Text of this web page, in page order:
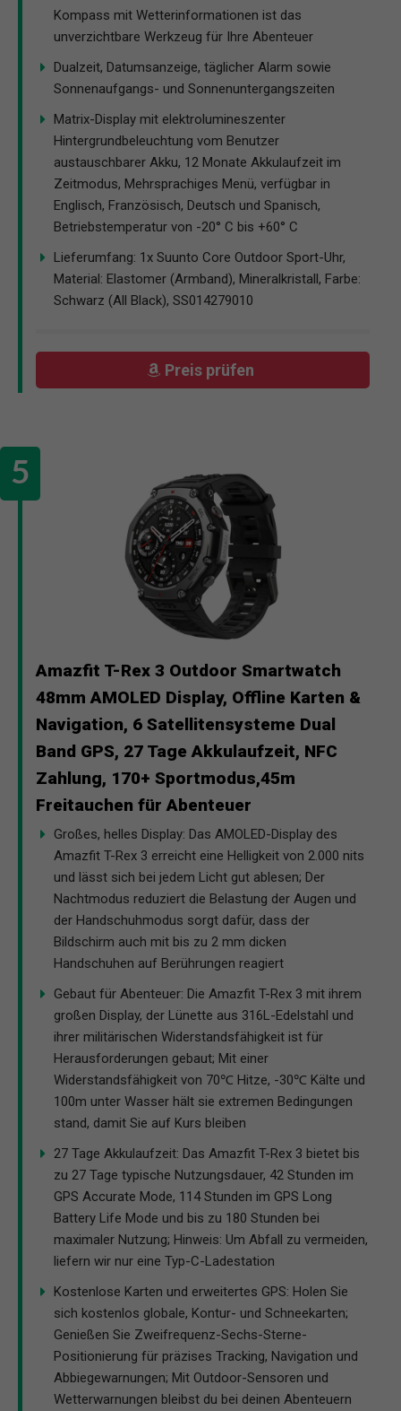
Kompass mit Wetterinformationen ist das
unverzichtbare Werkzeug für Ihre Abenteuer
Dualzeit, Datumsanzeige, täglicher Alarm sowie
Sonnenaufgangs- und Sonnenuntergangszeiten
Matrix-Display mit elektrolumineszenter
Hintergrundbeleuchtung vom Benutzer
austauschbarer Akku, 12 Monate Akkulaufzeit im
Zeitmodus, Mehrsprachiges Menü, verfügbar in
Englisch, Französisch, Deutsch und Spanisch,
Betriebstemperatur von -20° C bis +60° C
Lieferumfang: 1x Suunto Core Outdoor Sport-Uhr,
Material: Elastomer (Armband), Mineralkristall, Farbe:
Schwarz (All Black), SS014279010
Preis prüfen
Amazfit T-Rex 3 Outdoor Smartwatch
48mm AMOLED Display, Offline Karten &
Navigation, 6 Satellitensysteme Dual
Band GPS, 27 Tage Akkulaufzeit, NFC
Zahlung, 170+ Sportmodus,45m
Freitauchen für Abenteuer
Großes, helles Display: Das AMOLED-Display des
Amazfit T-Rex 3 erreicht eine Helligkeit von 2.000 nits
und lässt sich bei jedem Licht gut ablesen; Der
Nachtmodus reduziert die Belastung der Augen und
der Handschuhmodus sorgt dafür, dass der
Bildschirm auch mit bis zu 2 mm dicken
Handschuhen auf Berührungen reagiert
Gebaut für Abenteuer: Die Amazfit T-Rex 3 mit ihrem
großen Display, der Lünette aus 316L-Edelstahl und
ihrer militärischen Widerstandsfähigkeit ist für
Herausforderungen gebaut; Mit einer
Widerstandsfähigkeit von 70℃ Hitze, -30℃ Kälte und
100m unter Wasser hält sie extremen Bedingungen
stand, damit Sie auf Kurs bleiben
27 Tage Akkulaufzeit: Das Amazfit T-Rex 3 bietet bis
zu 27 Tage typische Nutzungsdauer, 42 Stunden im
GPS Accurate Mode, 114 Stunden im GPS Long
Battery Life Mode und bis zu 180 Stunden bei
maximaler Nutzung; Hinweis: Um Abfall zu vermeiden,
liefern wir nur eine Typ-C-Ladestation
Kostenlose Karten und erweitertes GPS: Holen Sie
sich kostenlos globale, Kontur- und Schneekarten;
Genießen Sie Zweifrequenz-Sechs-Sterne-
Positionierung für präzises Tracking, Navigation und
Abbiegewarnungen; Mit Outdoor-Sensoren und
Wetterwarnungen bleibst du bei deinen Abenteuern